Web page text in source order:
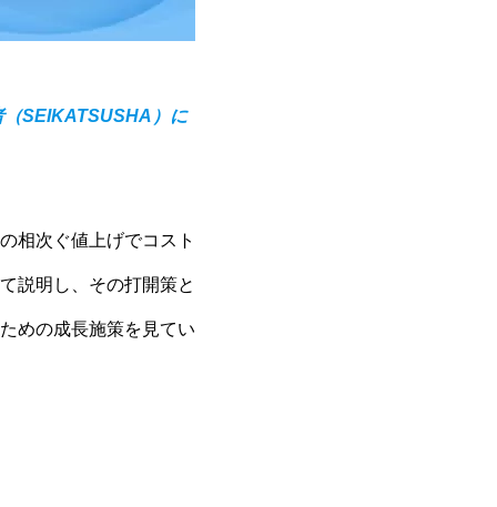
SEIKATSUSHA）に
相次ぐ値上げでコスト
説明し、その打開策と
めの成長施策を見てい